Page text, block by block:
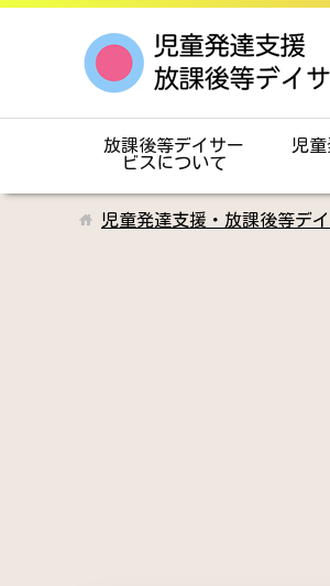
放課後等デイサー
ビスについて
児
児童発達支援・放課後等デ